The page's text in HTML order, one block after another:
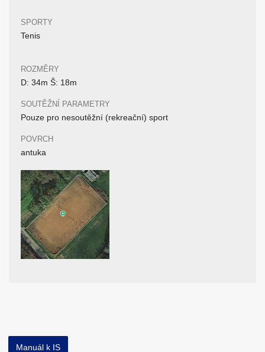
SPORTY
Tenis
ROZMĚRY
D: 34m Š: 18m
SOUTĚŽNÍ PARAMETRY
Pouze pro nesoutěžní (rekreační) sport
POVRCH
antuka
Manuál k IS